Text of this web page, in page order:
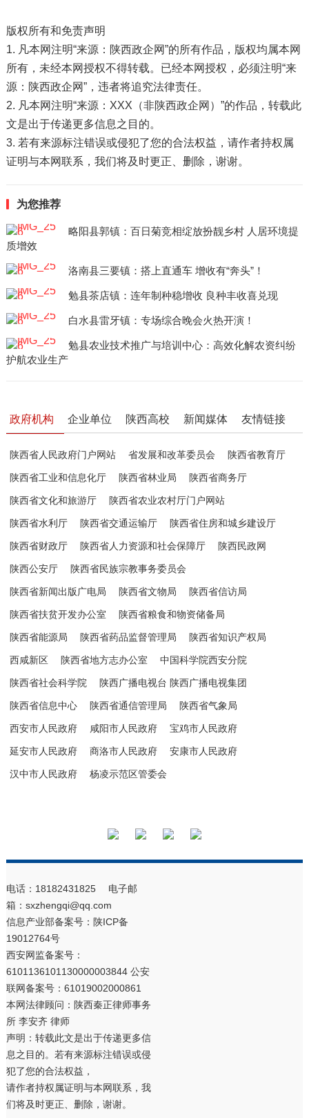
版权所有和免责声明
1. 凡本网注明“来源：陕西政企网”的所有作品，版权均属本网
所有，未经本网授权不得转载。已经本网授权，必须注明“来
源：陕西政企网”，违者将追究法律责任。
2. 凡本网注明“来源：XXX（非陕西政企网）”的作品，转载此
文是出于传递更多信息之目的。
3. 若有来源标注错误或侵犯了您的合法权益，请作者持权属
证明与本网联系，我们将及时更正、删除，谢谢。
为您推荐
略阳县郭镇：百日菊竞相绽放扮靓乡村 人居环境提
质增效
洛南县三要镇：搭上直通车 增收有“奔头”！
勉县茶店镇：连年制种稳增收 良种丰收喜兑现
白水县雷牙镇：专场综合晚会火热开演！
勉县农业技术推广与培训中心：高效化解农资纠纷
护航农业生产
政府机构 企业单位 陕西高校 新闻媒体 友情链接
陕西省人民政府门户网站 省发展和改革委员会 陕西省教育厅
陕西省工业和信息化厅 陕西省林业局 陕西省商务厅
陕西省文化和旅游厅 陕西省农业农村厅门户网站
陕西省水利厅 陕西省交通运输厅 陕西省住房和城乡建设厅
陕西省财政厅 陕西省人力资源和社会保障厅 陕西民政网
陕西公安厅 陕西省民族宗教事务委员会
陕西省新闻出版广电局 陕西省文物局 陕西省信访局
陕西省扶贫开发办公室 陕西省粮食和物资储备局
陕西省能源局 陕西省药品监督管理局 陕西省知识产权局
西咸新区 陕西省地方志办公室 中国科学院西安分院
陕西省社会科学院 陕西广播电视台 陕西广播电视集团
陕西省信息中心 陕西省通信管理局 陕西省气象局
西安市人民政府 咸阳市人民政府 宝鸡市人民政府
延安市人民政府 商洛市人民政府 安康市人民政府
汉中市人民政府 杨凌示范区管委会
电话：18182431825 电子邮
箱：sxzhengqi@qq.com
信息产业部备案号： 陕ICP备
19012764号
西安网监备案号：
6101136101130000003844 公安
联网备案号：61019002000861
本网法律顾问：陕西秦正律师事务
所 李安齐 律师
声明：转载此文是出于传递更多信
息之目的。若有来源标注错误或侵
犯了您的合法权益，
请作者持权属证明与本网联系，我
们将及时更正、删除，谢谢。